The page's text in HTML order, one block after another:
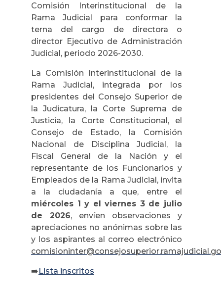
Comisión Interinstitucional de la
Rama Judicial para conformar la
terna del cargo de directora o
director Ejecutivo de Administración
Judicial, periodo 2026-2030.
La Comisión Interinstitucional de la
Rama Judicial, integrada por los
presidentes del Consejo Superior de
la Judicatura, la Corte Suprema de
Justicia, la Corte Constitucional, el
Consejo de Estado, la Comisión
Nacional de Disciplina Judicial, la
Fiscal General de la Nación y el
representante de los Funcionarios y
Empleados de la Rama Judicial, invita
a la ciudadanía a que, entre el
miércoles 1 y el viernes 3 de julio
de 2026, envíen observaciones y
apreciaciones no anónimas sobre las
y los aspirantes al correo electrónico
➡️Lista inscritos